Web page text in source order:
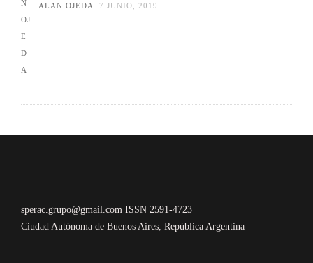
ALAN OJEDA 7 JUNIO, 2019
sperac.grupo@gmail.com ISSN 2591-4723
Ciudad Autónoma de Buenos Aires, República Argentina